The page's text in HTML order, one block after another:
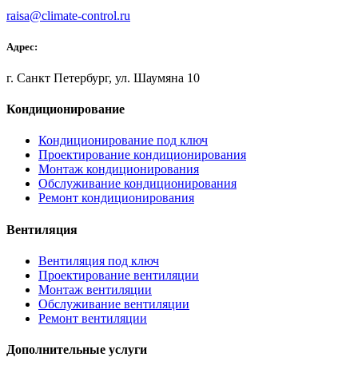
raisa@climate-control.ru
Адрес:
г. Санкт Петербург, ул. Шаумяна 10
Кондиционирование
Кондиционирование под ключ
Проектирование кондиционирования
Монтаж кондиционирования
Обслуживание кондиционирования
Ремонт кондиционирования
Вентиляция
Вентиляция под ключ
Проектирование вентиляции
Монтаж вентиляции
Обслуживание вентиляции
Ремонт вентиляции
Дополнительные услуги